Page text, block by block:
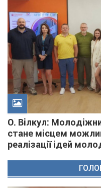
О. Вілкул:
стане місцем
реалізації ідей